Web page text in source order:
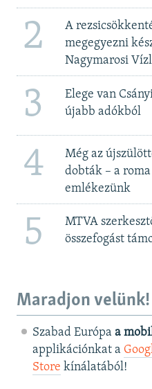
2
A
megegyezni
Nagymarosi
3
Elege van
újabb adókból
4
Még az
dobták – a
emlékezünk
5
MTVA
összefogást
Maradjon velünk!
Szabad Európa a
applikációnkat a
Store kínálatából!